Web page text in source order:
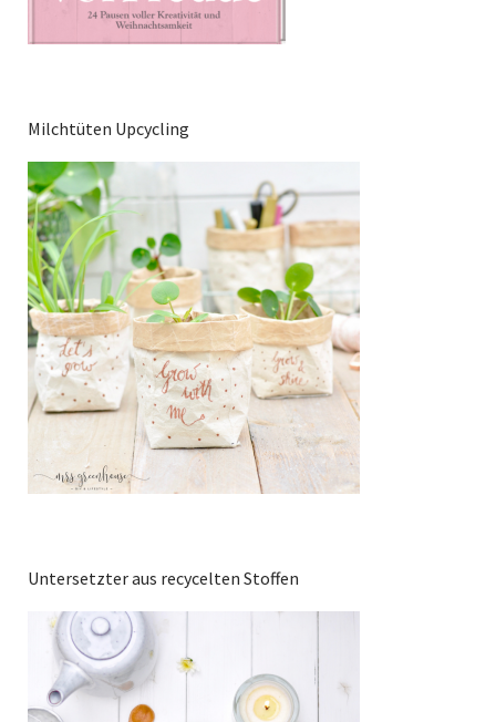
Milchtüten Upcycling
Untersetzter aus recycelten Stoffen